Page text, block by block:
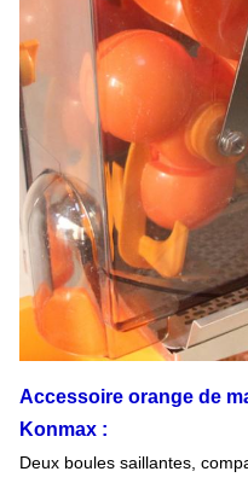
Accessoire orange de
Konmax :
Deux boules saillantes,